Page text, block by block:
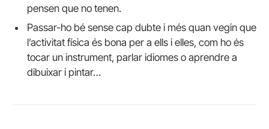
pensen que no tenen.
Passar-ho bé sense cap dubte i més quan vegin que
l’activitat física és bona per a ells i elles, com ho és
tocar un instrument, parlar idiomes o aprendre a
dibuixar i pintar…